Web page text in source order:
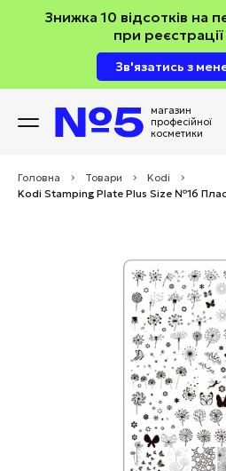
Знижка 10 відсотків на
при реєстрації
Зв'язатись з
магазин
професійної
косметики
Головна > Товари > Kodi
>
Kodi Stamping Plate Plus Size №16